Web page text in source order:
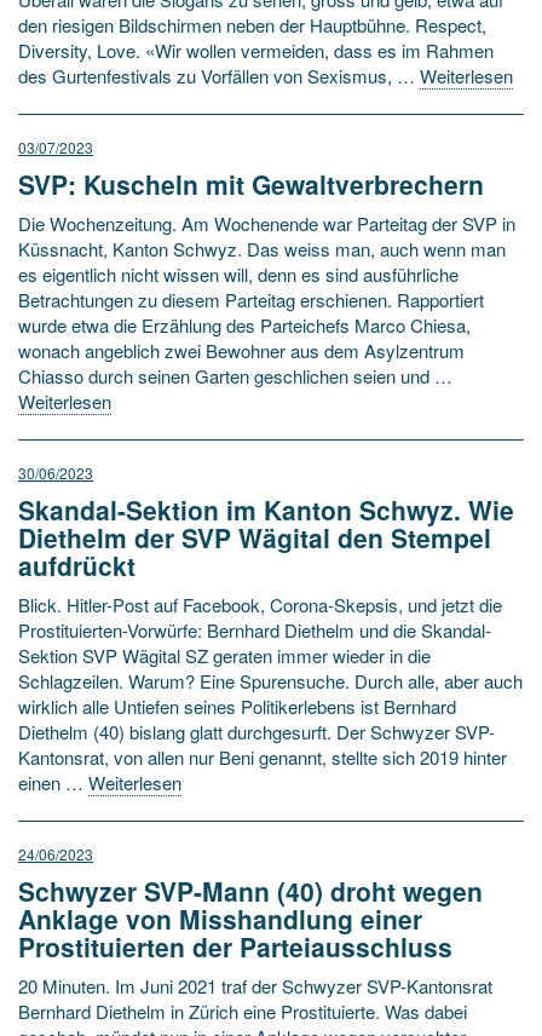
den riesigen Bildschirmen neben der Hauptbühne. Respect,
Diversity, Love. «Wir wollen vermeiden, dass es im Rahmen
des Gurtenfestivals zu Vorfällen von Sexismus, … Weiterlesen
03/07/2023
SVP: Kuscheln mit Gewaltverbrechern
Die Wochenzeitung. Am Wochenende war Parteitag der SVP in
Küssnacht, Kanton Schwyz. Das weiss man, auch wenn man
es eigentlich nicht wissen will, denn es sind ausführliche
Betrachtungen zu diesem Parteitag erschienen. Rapportiert
wurde etwa die Erzählung des Parteichefs Marco Chiesa,
wonach angeblich zwei Bewohner aus dem Asylzentrum
Chiasso durch seinen Garten geschlichen seien und …
Weiterlesen
30/06/2023
Skandal-Sektion im Kanton Schwyz. Wie
Diethelm der SVP Wägital den Stempel
aufdrückt
Blick. Hitler-Post auf Facebook, Corona-Skepsis, und jetzt die
Prostituierten-Vorwürfe: Bernhard Diethelm und die Skandal-
Sektion SVP Wägital SZ geraten immer wieder in die
Schlagzeilen. Warum? Eine Spurensuche. Durch alle, aber auch
wirklich alle Untiefen seines Politikerlebens ist Bernhard
Diethelm (40) bislang glatt durchgesurft. Der Schwyzer SVP-
Kantonsrat, von allen nur Beni genannt, stellte sich 2019 hinter
einen … Weiterlesen
24/06/2023
Schwyzer SVP-Mann (40) droht wegen
Anklage von Misshandlung einer
Prostituierten der Parteiausschluss
20 Minuten. Im Juni 2021 traf der Schwyzer SVP-Kantonsrat
Bernhard Diethelm in Zürich eine Prostituierte. Was dabei